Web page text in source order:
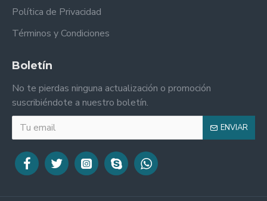
Política de Privacidad
Términos y Condiciones
Boletín
No te pierdas ninguna actualización o promoción
suscribiéndote a nuestro boletín.
ENVIAR